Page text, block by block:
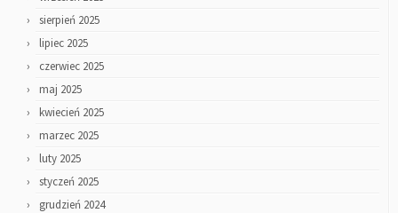
sierpień 2025
lipiec 2025
czerwiec 2025
maj 2025
kwiecień 2025
marzec 2025
luty 2025
styczeń 2025
grudzień 2024